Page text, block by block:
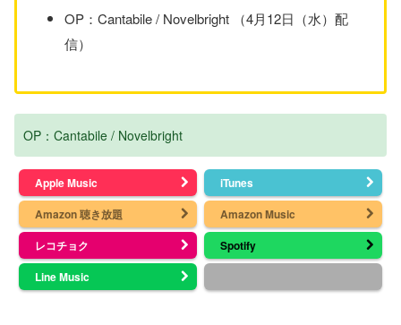
OP：Cantabile / Novelbright （4月12日（水）配
信）
OP：Cantabile / Novelbright
Apple Music
iTunes
Amazon 聴き放題
Amazon Music
レコチョク
Spotify
Line Music